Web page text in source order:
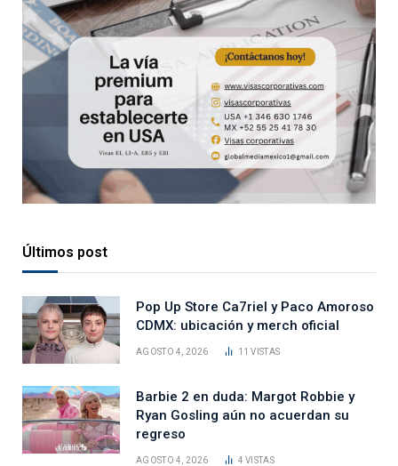
Últimos post
Pop Up Store Ca7riel y Paco Amoroso
CDMX: ubicación y merch oficial
AGOSTO 4, 2026 11VISTAS
Barbie 2 en duda: Margot Robbie y
Ryan Gosling aún no acuerdan su
regreso
AGOSTO 4, 2026 4VISTAS